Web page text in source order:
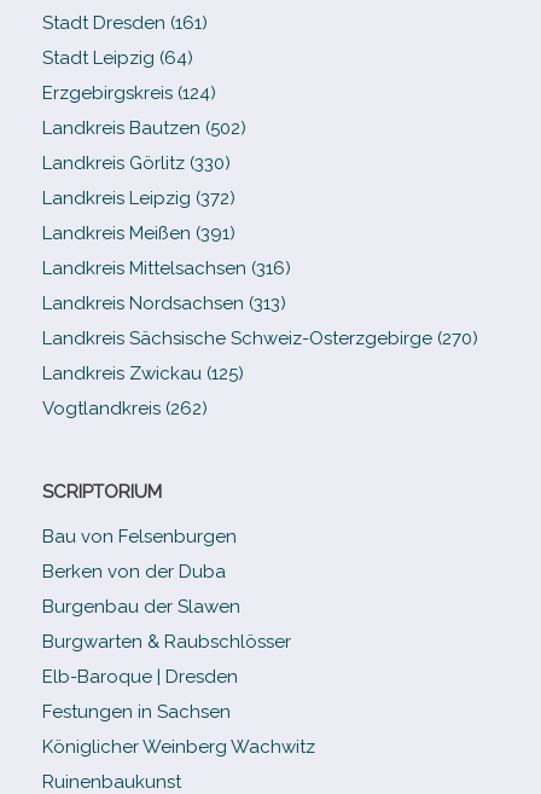
Stadt Dresden (161)
Stadt Leipzig (64)
Erzgebirgskreis (124)
Landkreis Bautzen (502)
Landkreis Görlitz (330)
Landkreis Leipzig (372)
Landkreis Meißen (391)
Landkreis Mittelsachsen (316)
Landkreis Nordsachsen (313)
Landkreis Sächsische Schweiz-​Osterzgebirge (270)
Landkreis Zwickau (125)
Vogtlandkreis (262)
SCRIPTORIUM
Bau von Felsenburgen
Berken von der Duba
Burgenbau der Slawen
Burgwarten & Raubschlösser
Elb-​Baroque | Dresden
Festungen in Sachsen
Königlicher Weinberg Wachwitz
Ruinenbaukunst